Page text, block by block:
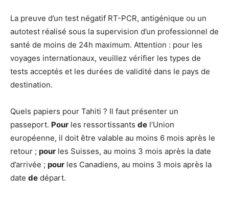
La preuve d’un test négatif RT-PCR, antigénique ou un
autotest réalisé sous la supervision d’un professionnel de
santé de moins de 24h maximum. Attention : pour les
voyages internationaux, veuillez vérifier les types de
tests acceptés et les durées de validité dans le pays de
destination.
Quels papiers pour Tahiti ? Il faut présenter un
passeport. Pour les ressortissants de l’Union
européenne, il doit être valable au moins 6 mois après le
retour ; pour les Suisses, au moins 3 mois après la date
d’arrivée ; pour les Canadiens, au moins 3 mois après la
date de départ.